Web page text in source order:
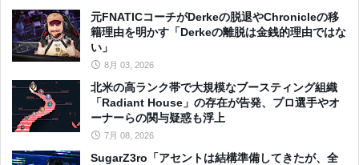
元FNATICコーチがDerkeの脱退やChronicleの移
籍理由を明かす「Derkeの離脱は金銭的理由ではな
い」
8月 03, 2026
北米の高ランク帯で大規模なブースティング組織
「Radiant House」の存在が告発、プロ選手やオ
ーナーらの関与疑惑も浮上
7月 08, 2026
SugarZ3ro「アセントは結構準備してきたが、全